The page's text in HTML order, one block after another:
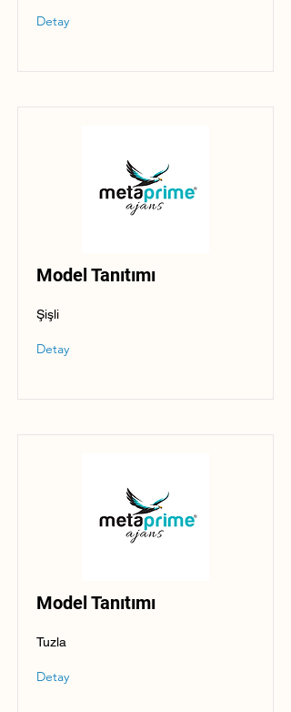
Detay
Model Tanıtımı
Şişli
Detay
Model Tanıtımı
Tuzla
Detay